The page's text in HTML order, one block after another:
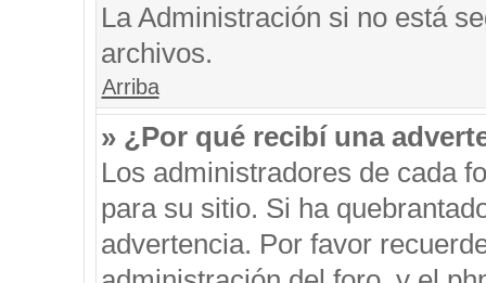
La Administración si no está
archivos.
Arriba
» ¿Por qué recibí una
Los administradores de cada
para su sitio. Si ha
advertencia. Por favor